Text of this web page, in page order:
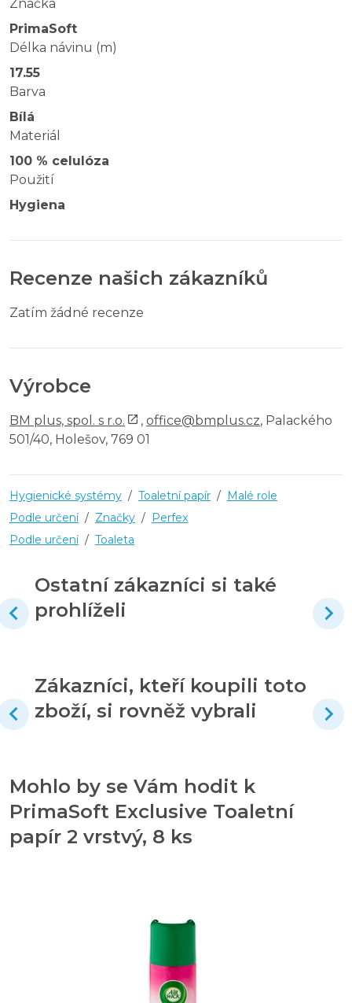
Značka
PrimaSoft
Délka návinu (m)
17.55
Barva
Bílá
Materiál
100 % celulóza
Použití
Hygiena
Recenze našich zákazníků
Zatím žádné recenze
Výrobce
BM plus, spol. s r.o. , office@bmplus.cz, Palackého
501/40, Holešov, 769 01
Hygienické systémy / Toaletní papír / Malé role
Podle určení / Značky / Perfex
Podle určení / Toaleta
Ostatní zákazníci si také
prohlíželi
Zákazníci, kteří koupili toto
zboží, si rovněž vybrali
Mohlo by se Vám hodit k
PrimaSoft Exclusive Toaletní
papír 2 vrstvý, 8 ks